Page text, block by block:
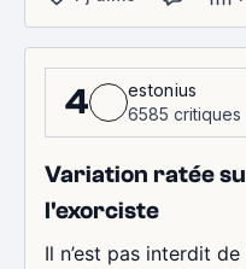
4
estonius
6585 critiques
Variation ratée
l'exorciste
Il n’est pas interdit